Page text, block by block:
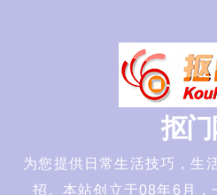
抠门
为您提供日常生活技巧，生
招。本站创立于08年6月，